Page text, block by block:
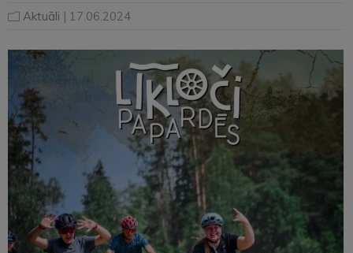
Aktuāli | 17.06.2024